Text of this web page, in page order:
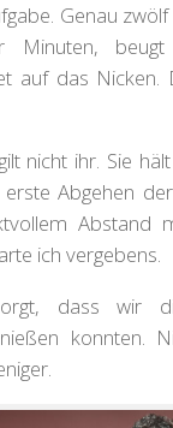
Genau
Minuten,
auf das Nicken.
nicht ihr. Sie
Abgehen
Abstand
ich vergebens.
dass wir
konnten.